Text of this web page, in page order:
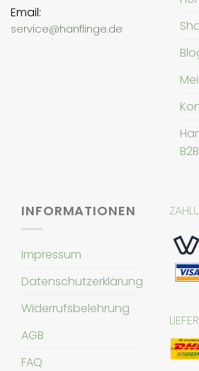
Email:
service@hanflinge.de
B2B
INFORMATIONEN
Impressum
Datenschutzerklärung
Widerrufsbelehrung
AGB
FAQ